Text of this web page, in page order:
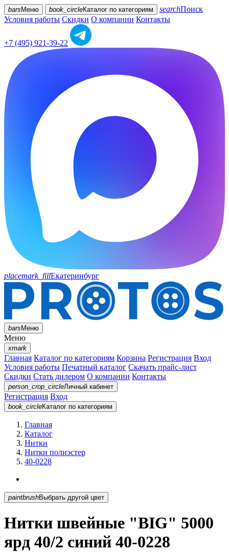
bars Меню book_circleКаталог по категориям searchПоиск
Условия работы Скидки О компании Контакты
+7 (495) 921-39-22
placemark_fillЕкатеринбург
barsМеню
Меню
xmark
Главная Каталог по категориям Корзина Регистрация Вход
Условия работы Печатный каталог Скачать прайс-лист
Скидки Стать дилером О компании Контакты
person_crop_circleЛичный кабинет
Регистрация Вход
book_circleКаталог по категориям
Главная
Каталог
Нитки
Нитки полиэстер
40-0228
paintbrush Выбрать другой цвет
Нитки швейные "BIG" 5000
ярд 40/2 синий 40-0228